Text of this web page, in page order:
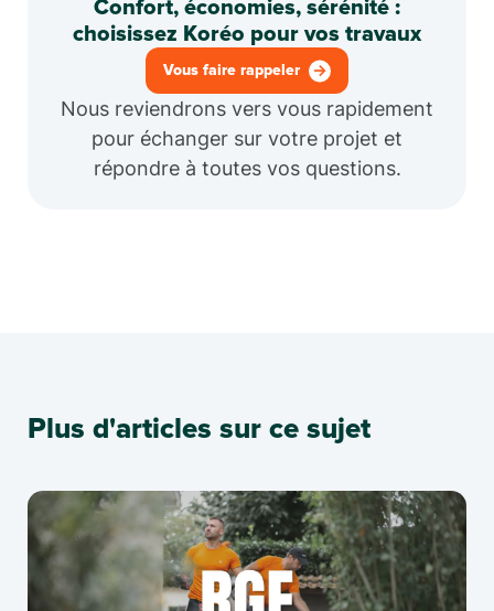
Confort, économies, sérénité :
choisissez Koréo pour vos travaux
Vous faire rappeler
Nous reviendrons vers vous rapidement
pour échanger sur votre projet et
répondre à toutes vos questions.
Plus d'articles sur ce sujet